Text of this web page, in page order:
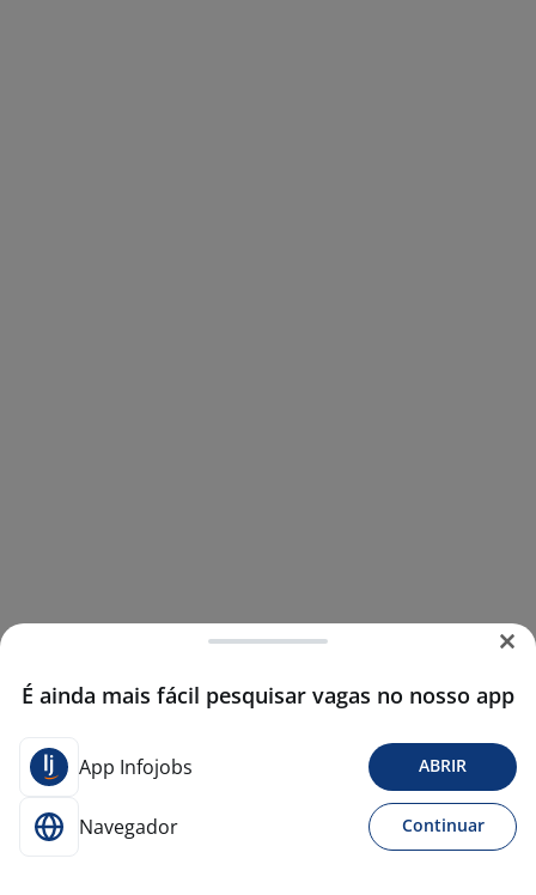
É ainda mais fácil pesquisar vagas no nosso app
App Infojobs ABRIR
Navegador Continuar